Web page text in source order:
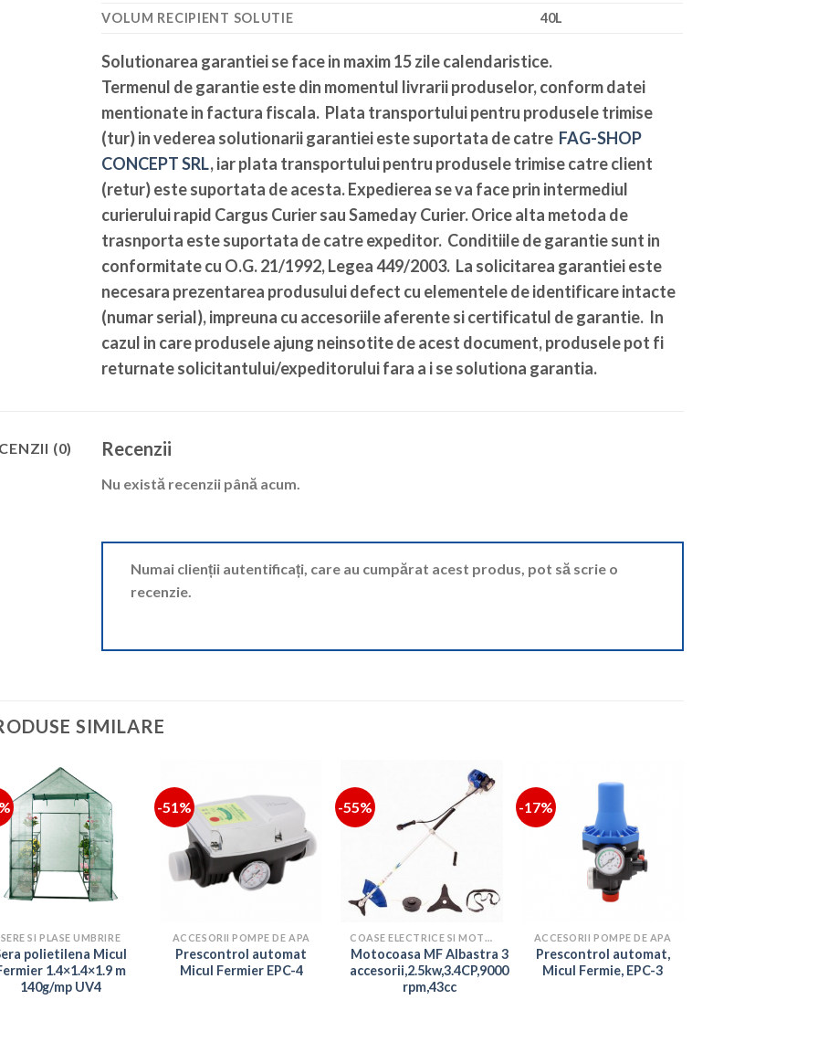
VOLUM RECIPIENT SOLUTIE
40L
Solutionarea garantiei se face in maxim 15 zile calendaristice.
Termenul de garantie este din momentul livrarii produselor, conform datei
mentionate in factura fiscala. Plata transportului pentru produsele trimise
(tur) in vederea solutionarii garantiei este suportata de catre FAG-SHOP
CONCEPT SRL, iar plata transportului pentru produsele trimise catre client
(retur) este suportata de acesta. Expedierea se va face prin intermediul
curierului rapid Cargus Curier sau Sameday Curier. Orice alta metoda de
trasnporta este suportata de catre expeditor. Conditiile de garantie sunt in
conformitate cu O.G. 21/1992, Legea 449/2003. La solicitarea garantiei este
necesara prezentarea produsului defect cu elementele de identificare intacte
(numar serial), impreuna cu accesoriile aferente si certificatul de garantie. In
cazul in care produsele ajung neinsotite de acest document, produsele pot fi
returnate solicitantului/expeditorului fara a i se solutiona garantia.
(0) Recenzii
Nu există recenzii până acum.
Numai clienții autentificați, care au cumpărat acest produs, pot să scrie o
recenzie.
SIMILARE
SERE SI PLASE UMBRIRE
polietilena Micul
1.4×1.4×1.9 m
140g/mp UV4
-51%
ACCESORII POMPE DE APA
Prescontrol automat
Micul Fermier EPC-4
-55%
COASE ELECTRICE SI MOTOCOASE
Motocoasa MF Albastra 3
accesorii,2.5kw,3.4CP,9000
rpm,43cc
-17%
ACCESORII POMPE DE APA
Prescontrol automat,
Micul Fermie, EPC-3